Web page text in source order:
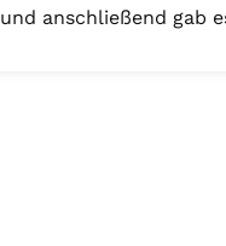
und anschließend gab